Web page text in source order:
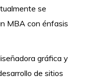
se
MBA con énfasis
gráfica y
de sitios